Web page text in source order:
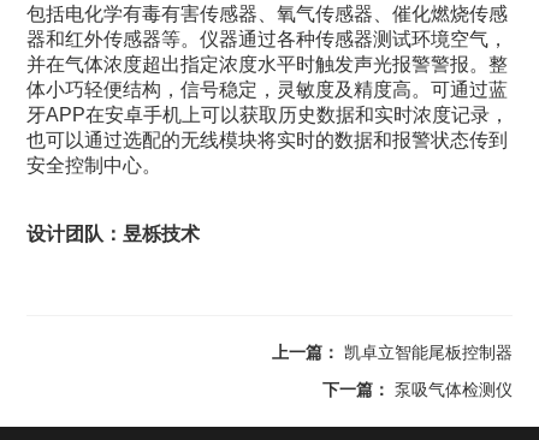
包括电化学有毒有害传感器、氧气传感器、催化燃烧传感
器和红外传感器等。仪器通过各种传感器测试环境空气，
并在气体浓度超出指定浓度水平时触发声光报警警报。整
体小巧轻便结构，信号稳定，灵敏度及精度高。可通过蓝
牙APP在安卓手机上可以获取历史数据和实时浓度记录，
也可以通过选配的无线模块将实时的数据和报警状态传到
安全控制中心。
设计团队：昱栎技术
上一篇： 凯卓立智能尾板控制器
下一篇： 泵吸气体检测仪